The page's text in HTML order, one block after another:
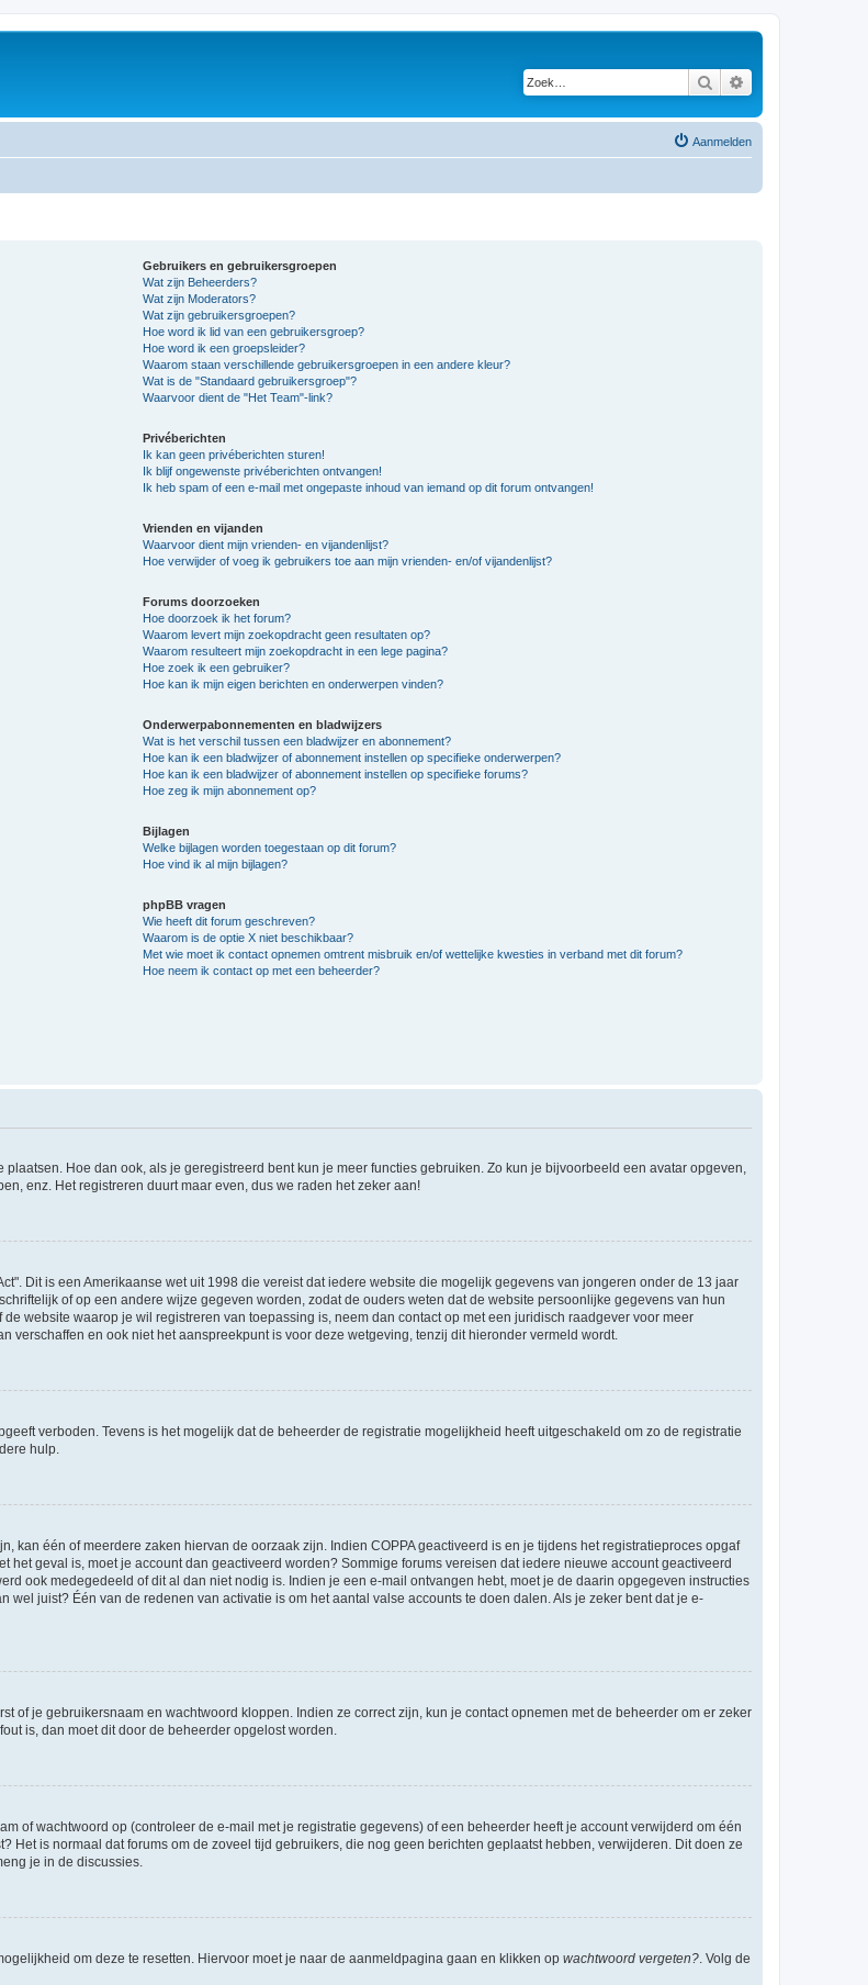
Zoek
Aanmelden
Gebruikers en gebruikersgroepen
Wat zijn Beheerders?
Wat zijn Moderators?
Wat zijn gebruikersgroepen?
Hoe word ik lid van een gebruikersgroep?
Hoe word ik een groepsleider?
Waarom staan verschillende gebruikersgroepen in een andere kleur?
Wat is de "Standaard gebruikersgroep"?
Waarvoor dient de "Het Team"-link?
Privéberichten
Ik kan geen privéberichten sturen!
Ik blijf ongewenste privéberichten ontvangen!
Ik heb spam of een e-mail met ongepaste inhoud van iemand op dit forum ontvangen!
Vrienden en vijanden
Waarvoor dient mijn vrienden- en vijandenlijst?
Hoe verwijder of voeg ik gebruikers toe aan mijn vrienden- en/of vijandenlijst?
Forums doorzoeken
Hoe doorzoek ik het forum?
Waarom levert mijn zoekopdracht geen resultaten op?
Waarom resulteert mijn zoekopdracht in een lege pagina?
Hoe zoek ik een gebruiker?
Hoe kan ik mijn eigen berichten en onderwerpen vinden?
Onderwerpabonnementen en bladwijzers
Wat is het verschil tussen een bladwijzer en abonnement?
Hoe kan ik een bladwijzer of abonnement instellen op specifieke onderwerpen?
Hoe kan ik een bladwijzer of abonnement instellen op specifieke forums?
Hoe zeg ik mijn abonnement op?
Bijlagen
Welke bijlagen worden toegestaan op dit forum?
Hoe vind ik al mijn bijlagen?
phpBB vragen
Wie heeft dit forum geschreven?
Waarom is de optie X niet beschikbaar?
Met wie moet ik contact opnemen omtrent misbruik en/of wettelijke kwesties in verband met dit forum?
Hoe neem ik contact op met een beheerder?
Hoe dan ook, als je geregistreerd bent kun je meer functies gebruiken. Zo kun je bijvoorbeeld een avatar opgeven,
enz. Het registreren duurt maar even, dus we raden het zeker aan!
Dit is een Amerikaanse wet uit 1998 die vereist dat iedere website die mogelijk gegevens van jongeren onder de 13 jaar
of op een andere wijze gegeven worden, zodat de ouders weten dat de website persoonlijke gegevens van hun
website waarop je wil registreren van toepassing is, neem dan contact op met een juridisch raadgever voor meer
en ook niet het aanspreekpunt is voor deze wetgeving, tenzij dit hieronder vermeld wordt.
verboden. Tevens is het mogelijk dat de beheerder de registratie mogelijkheid heeft uitgeschakeld om zo de registratie
hulp.
kan één of meerdere zaken hiervan de oorzaak zijn. Indien COPPA geactiveerd is en je tijdens het registratieproces opgaf
het geval is, moet je account dan geactiveerd worden? Sommige forums vereisen dat iedere nieuwe account geactiveerd
ook medegedeeld of dit al dan niet nodig is. Indien je een e-mail ontvangen hebt, moet je de daarin opgegeven instructies
juist? Één van de redenen van activatie is om het aantal valse accounts te doen dalen. Als je zeker bent dat je e-
of je gebruikersnaam en wachtwoord kloppen. Indien ze correct zijn, kun je contact opnemen met de beheerder om er zeker
is, dan moet dit door de beheerder opgelost worden.
of wachtwoord op (controleer de e-mail met je registratie gegevens) of een beheerder heeft je account verwijderd om één
Het is normaal dat forums om de zoveel tijd gebruikers, die nog geen berichten geplaatst hebben, verwijderen. Dit doen ze
je in de discussies.
om deze te resetten. Hiervoor moet je naar de aanmeldpagina gaan en klikken op wachtwoord vergeten? . Volg de